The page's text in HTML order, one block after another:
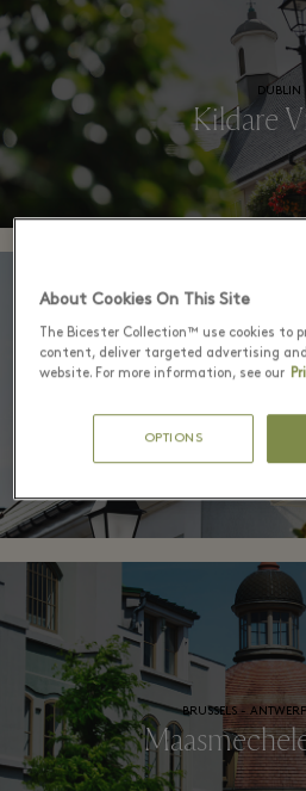
DUBLIN
Kildare
La Vallée
BRUSSELS -
About Cookies On This Site
The Bicester Collection™ use cookies to
content, deliver targeted advertising
website. For more information, see our
OPTIONS